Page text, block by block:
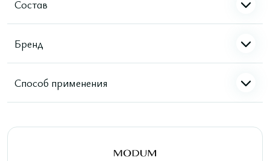
Состав
Бренд
Способ применения